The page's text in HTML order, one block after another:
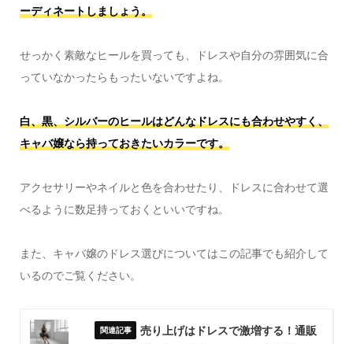
ーディネートしましょう。
せっかく素敵なヒールを買っても、ドレスや自分の雰囲気に合
っていなかったらもったいないですよね。
白、黒、シルバーのヒールはどんなドレスにも合わせやすく、
キャバ嬢なら持っておきたいカラーです。
アクセサリーやネイルと色を合わせたり、ドレスに合わせて選
べるように数足持っておくといいですね。
また、キャバ嬢のドレス選びについてはこの記事でも紹介して
いるのでご覧ください。
売り上げはドレスで激増する！通販